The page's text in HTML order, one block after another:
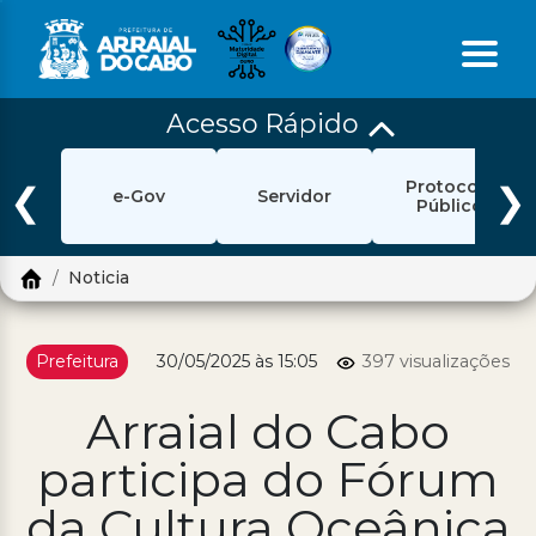
Início
Ouvidoria
Pesquisar
Política de Privacidade
Prefeitura
Diário Oficial
Acesso Rápido
❮ e-Gov Servidor
Protocolo
Público
❯
Noticia
Prefeitura 30/05/2025 às 15:05 397 visualizações
Arraial do Cabo
participa do Fórum